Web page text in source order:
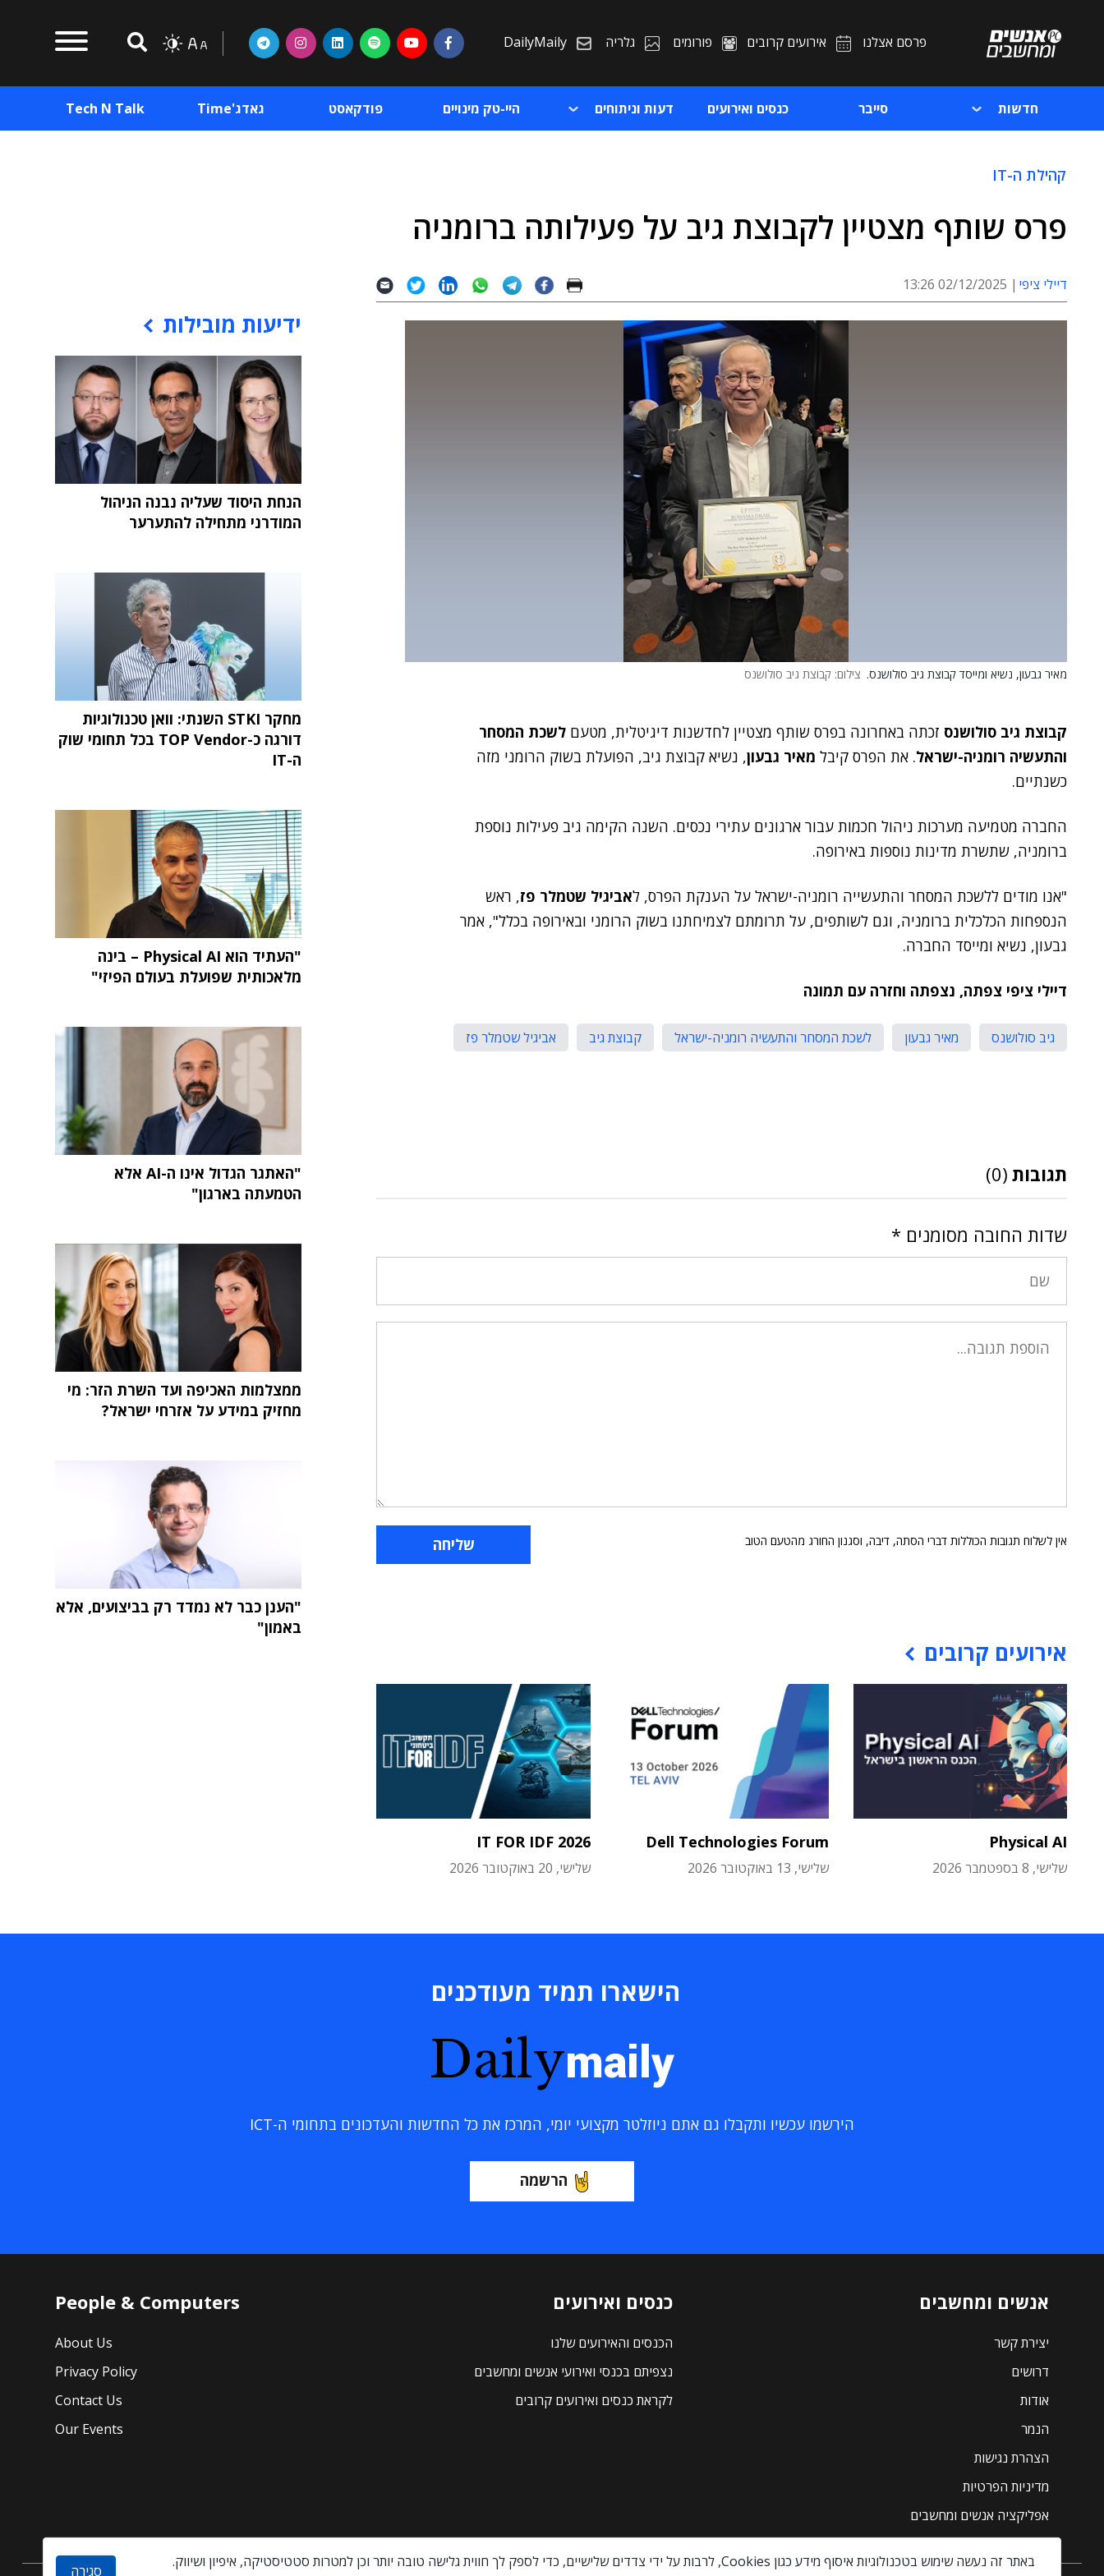
פרסם אצלנו אירועים קרובים פורומים גלריה DailyMaily
חדשות סייבר כנסים ואירועים דעות וניתוחים היי-טק מינויים פודקאסט גאדג'Time Tech N Talk
קהילת ה-IT
פרס שותף מצטיין לקבוצת גיב על פעילותה ברומניה
דיילי ציפי 02/12/2025 13:26
מאיר גבעון, נשיא ומייסד קבוצת גיב סולושנס. צילום: קבוצת גיב סולושנס
קבוצת גיב סולושנס זכתה באחרונה בפרס שותף מצטיין לחדשנות דיגיטלית, מטעם לשכת המסחר
והתעשיה רומניה-ישראל. את הפרס קיבל מאיר גבעון, נשיא קבוצת גיב, הפועלת בשוק הרומני מזה
כשנתיים.
החברה מטמיעה מערכות ניהול חכמות עבור ארגונים עתירי נכסים. השנה הקימה גיב פעילות נוספת
ברומניה, שתשרת מדינות נוספות באירופה.
"אנו מודים ללשכת המסחר והתעשייה רומניה-ישראל על הענקת הפרס, לאביגיל שטמלר פז, ראש
הנספחות הכלכלית ברומניה, וגם לשותפים, על תרומתם לצמיחתנו בשוק הרומני ובאירופה בכלל", אמר
גבעון, נשיא ומייסד החברה.
דיילי ציפי צפתה, נצפתה וחזרה עם תמונה
גיב סולושנס מאיר גבעון לשכת המסחר והתעשיה רומניה-ישראל קבוצת גיב אביגיל שטמלר פז
תגובות (0)
שדות החובה מסומנים *
אין לשלוח תגובות הכוללות דברי הסתה, דיבה, וסגנון החורג מהטעם הטוב
אירועים קרובים
Physical AI
שלישי, 8 בספטמבר 2026
Dell Technologies Forum
שלישי, 13 באוקטובר 2026
IT FOR IDF 2026
שלישי, 20 באוקטובר 2026
ידיעות מובילות
הנחת היסוד שעליה נבנה הניהול
המודרני מתחילה להתערער
מחקר STKI השנתי: וואן טכנולוגיות
דורגה כ-TOP Vendor בכל תחומי שוק
ה-IT
"העתיד הוא Physical AI – בינה
מלאכותית שפועלת בעולם הפיזי"
"האתגר הגדול אינו ה-AI אלא
הטמעתה בארגון"
ממצלמות האכיפה ועד השרת הזר: מי
מחזיק במידע על אזרחי ישראל?
"הענן כבר לא נמדד רק בביצועים, אלא
באמון"
הישארו תמיד מעודכנים
Dailymaily
הירשמו עכשיו ותקבלו גם אתם ניוזלטר מקצועי יומי, המרכז את כל החדשות והעדכונים בתחומי ה-ICT
הרשמה
אנשים ומחשבים
יצירת קשר
דרושים
אודות
הנמר
הצהרת נגישות
מדיניות הפרטיות
אפליקציה אנשים ומחשבים
כנסים ואירועים
הכנסים והאירועים שלנו
נצפיתם בכנסי ואירועי אנשים ומחשבים
לקראת כנסים ואירועים קרובים
People & Computers
About Us
Privacy Policy
Contact Us
Our Events
באתר זה נעשה שימוש בטכנולוגיות איסוף מידע כגון Cookies, לרבות על ידי צדדים שלישיים, כדי לספק לך חווית גלישה טובה יותר וכן למטרות סטטיסטיקה, איפיון ושיווק.
סגירה